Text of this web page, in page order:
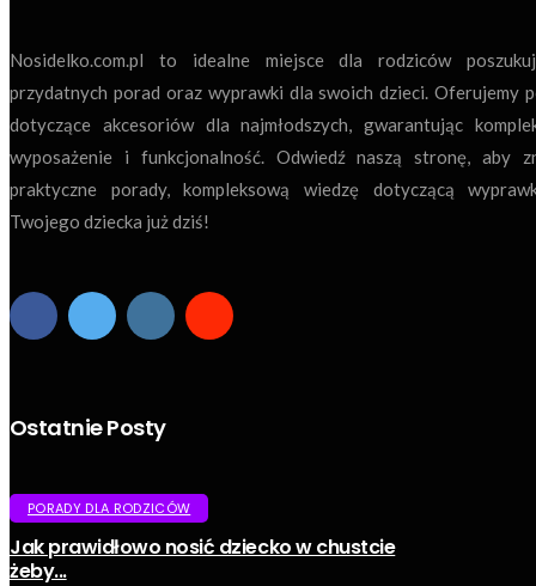
Nosidelko.com.pl to idealne miejsce dla rodziców
przydatnych porad oraz wyprawki dla swoich dzieci. Oferujemy
dotyczące akcesoriów dla najmłodszych, gwarantując
wyposażenie i funkcjonalność. Odwiedź naszą stronę, aby
praktyczne porady, kompleksową wiedzę dotyczącą
Twojego dziecka już dziś!
Ostatnie Posty
PORADY DLA RODZICÓW
Jak prawidłowo nosić dziecko w chustcie
żeby...